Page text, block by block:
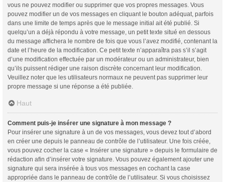
vous ne pouvez modifier ou supprimer que vos propres messages. Vous
pouvez modifier un de vos messages en cliquant le bouton adéquat, parfois
dans une limite de temps après que le message initial ait été publié. Si
quelqu’un a déjà répondu à votre message, un petit texte situé en dessous
du message affichera le nombre de fois que vous l’avez modifié, contenant la
date et l’heure de la modification. Ce petit texte n’apparaîtra pas s’il s’agit
d’une modification effectuée par un modérateur ou un administrateur, bien
qu’ils puissent rédiger une raison discrète concernant leur modification.
Veuillez noter que les utilisateurs normaux ne peuvent pas supprimer leur
propre message si une réponse a été publiée.
Haut
Comment puis-je insérer une signature à mon message ?
Pour insérer une signature à un de vos messages, vous devez tout d’abord
en créer une depuis le panneau de contrôle de l’utilisateur. Une fois créée,
vous pouvez cocher la case « Insérer une signature » depuis le formulaire de
rédaction afin d’insérer votre signature. Vous pouvez également ajouter une
signature qui sera insérée à tous vos messages en cochant la case
appropriée dans le panneau de contrôle de l’utilisateur. Si vous choisissez